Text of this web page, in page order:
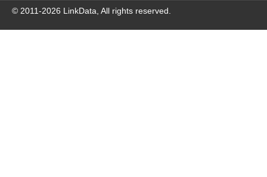
© 2011-2026 LinkData, All rights reserved.